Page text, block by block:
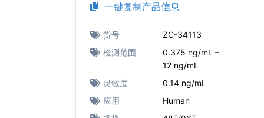
一键复制产品信息
货号
ZC-34113
检测范围
0.375 ng/mL –
12 ng/mL
灵敏度
0.14 ng/mL
应用
Human